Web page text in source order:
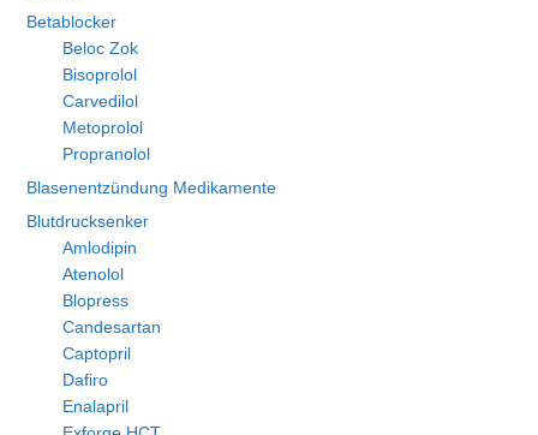
Betablocker
Beloc Zok
Bisoprolol
Carvedilol
Metoprolol
Propranolol
Blasenentzündung Medikamente
Blutdrucksenker
Amlodipin
Atenolol
Blopress
Candesartan
Captopril
Dafiro
Enalapril